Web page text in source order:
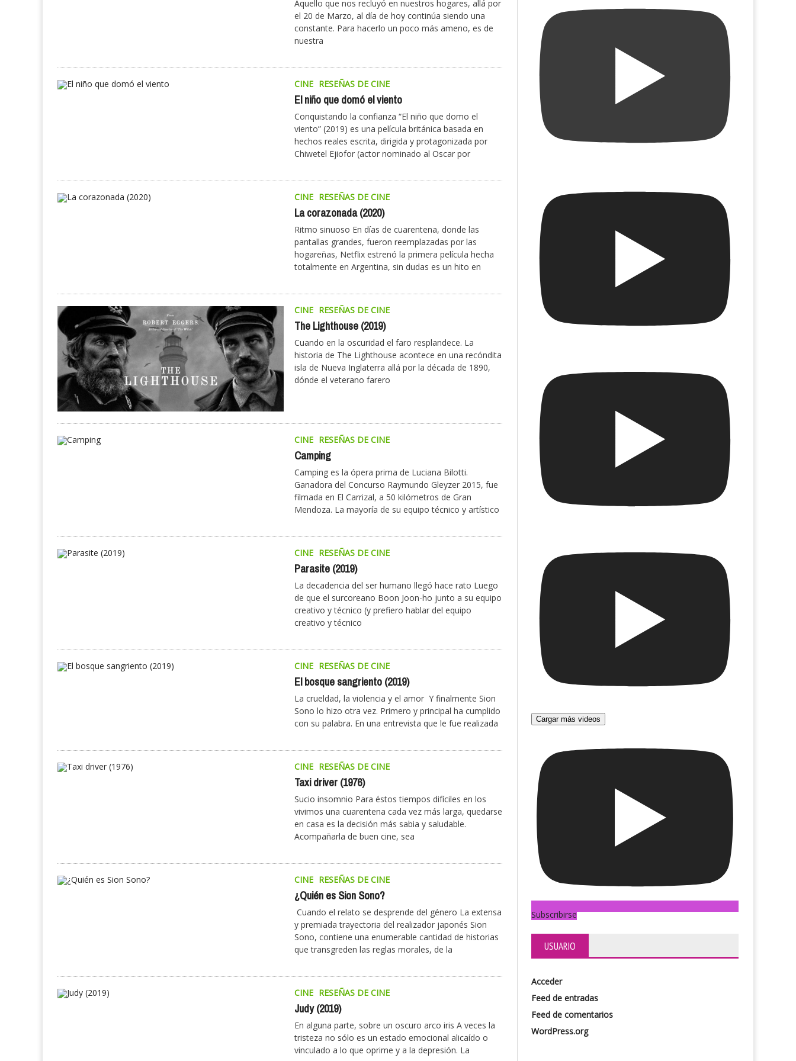
Aquello que nos recluyó en nuestros hogares, allá por
el 20 de Marzo, al día de hoy continúa siendo una
constante. Para hacerlo un poco más ameno, es de
nuestra
CINE RESEÑAS DE CINE
El niño que domó el viento
Conquistando la confianza “El niño que domo el
viento” (2019) es una película británica basada en
hechos reales escrita, dirigida y protagonizada por
Chiwetel Ejiofor (actor nominado al Oscar por
CINE RESEÑAS DE CINE
La corazonada (2020)
Ritmo sinuoso En días de cuarentena, donde las
pantallas grandes, fueron reemplazadas por las
hogareñas, Netflix estrenó la primera película hecha
totalmente en Argentina, sin dudas es un hito en
CINE RESEÑAS DE CINE
The Lighthouse (2019)
Cuando en la oscuridad el faro resplandece. La
historia de The Lighthouse acontece en una recóndita
isla de Nueva Inglaterra allá por la década de 1890,
dónde el veterano farero
CINE RESEÑAS DE CINE
Camping
Camping es la ópera prima de Luciana Bilotti.
Ganadora del Concurso Raymundo Gleyzer 2015, fue
filmada en El Carrizal, a 50 kilómetros de Gran
Mendoza. La mayoría de su equipo técnico y artístico
CINE RESEÑAS DE CINE
Parasite (2019)
La decadencia del ser humano llegó hace rato Luego
de que el surcoreano Boon Joon-ho junto a su equipo
creativo y técnico (y prefiero hablar del equipo
creativo y técnico
CINE RESEÑAS DE CINE
El bosque sangriento (2019)
La crueldad, la violencia y el amor Y finalmente Sion
Sono lo hizo otra vez. Primero y principal ha cumplido
con su palabra. En una entrevista que le fue realizada
CINE RESEÑAS DE CINE
Taxi driver (1976)
Sucio insomnio Para éstos tiempos difíciles en los
vivimos una cuarentena cada vez más larga, quedarse
en casa es la decisión más sabia y saludable.
Acompañarla de buen cine, sea
CINE RESEÑAS DE CINE
¿Quién es Sion Sono?
Cuando el relato se desprende del género La extensa
y premiada trayectoria del realizador japonés Sion
Sono, contiene una enumerable cantidad de historias
que transgreden las reglas morales, de la
CINE RESEÑAS DE CINE
Judy (2019)
En alguna parte, sobre un oscuro arco iris A veces la
tristeza no sólo es un estado emocional alicaído o
vinculado a lo que oprime y a la depresión. La
Cargar más videos
Subscribirse
USUARIO
Acceder
Feed de entradas
Feed de comentarios
WordPress.org